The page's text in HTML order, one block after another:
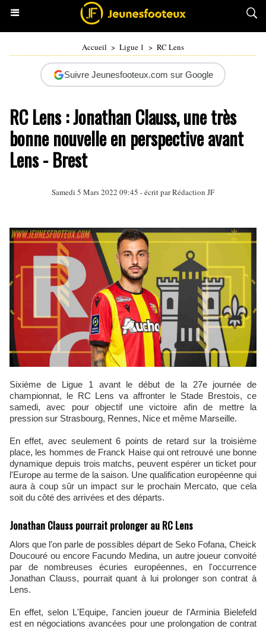
Accueil > Ligue 1 > RC Lens
Suivre Jeunesfooteux.com sur Google
RC Lens : Jonathan Clauss, une très
bonne nouvelle en perspective avant
Lens - Brest
Samedi 5 Mars 2022 09:45 - écrit par Rédaction JF
Sixième de Ligue 1 avant le début de la 27e journée de
championnat, le RC Lens va affronter le Stade Brestois, ce
samedi, avec pour objectif une victoire afin de mettre la
pression sur Strasbourg, Rennes, Nice et même Marseille.
En effet, avec seulement 6 points de retard sur la troisième
place, les hommes de Franck Haise qui ont retrouvé une bonne
dynamique depuis trois matchs, peuvent espérer un ticket pour
l'Europe au terme de la saison. Une qualification européenne qui
aura à coup sûr un impact sur le prochain Mercato, que cela
soit du côté des arrivées et des départs.
Jonathan Clauss pourrait prolonger au RC Lens
Alors que l'on parle de possibles départ de Seko Fofana, Cheick
Doucouré ou encore Facundo Medina, un autre joueur convoité
par de nombreuses écuries européennes, en l'occurrence
Jonathan Clauss, pourrait quant à lui prolonger son contrat à
Lens.
En effet, selon L'Equipe, l'ancien joueur de l'Arminia Bielefeld
est en négociations avancées pour une prolongation de contrat